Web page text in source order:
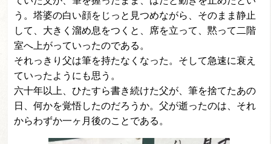
う。塔婆の白い顔をじっと見つめながら、そのまま静止
して、大きく溜め息をつくと、席を立って、黙って二階
室へ上がっていったのである。
それっきり父は筆を持たなくなった。そして急速に衰え
ていったようにも思う。
六十年以上、ひたすら書き続けた父が、筆を捨てたあの
日、何かを覚悟したのだろうか。父が逝ったのは、それ
からわずか一ヶ月後のことである。